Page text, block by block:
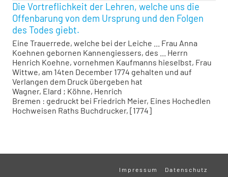
Die Vortreflichkeit der Lehren, welche uns die
Offenbarung von dem Ursprung und den Folgen
des Todes giebt.
Eine Trauerrede, welche bei der Leiche ... Frau Anna
Koehnen gebornen Kannengiessers, des ... Herrn
Henrich Koehne, vornehmen Kaufmanns hieselbst, Frau
Wittwe, am 14ten December 1774 gehalten und auf
Verlangen dem Druck übergeben hat
Wagner, Elard ; Köhne, Henrich
Bremen : gedruckt bei Friedrich Meier, Eines Hochedlen
Hochweisen Raths Buchdrucker, [1774]
Impressum Datenschutz